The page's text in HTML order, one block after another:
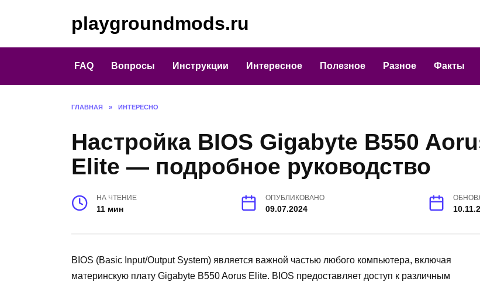
playgroundmods.ru
FAQ Вопросы Инструкции Интересное Полезное Разное Факты
ГЛАВНАЯ » ИНТЕРЕСНО
Настройка BIOS Gigabyte B550
Elite — подробное руководство
НА ЧТЕНИЕ
11 мин
ОПУБЛИКОВАНО
09.07.2024
BIOS (Basic Input/Output System) является важной частью любого компьютера, включая
материнскую плату Gigabyte B550 Aorus Elite. BIOS предоставляет доступ к различным